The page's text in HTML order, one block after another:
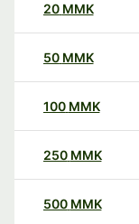
20 MMK
50 MMK
100 MMK
250 MMK
500 MMK